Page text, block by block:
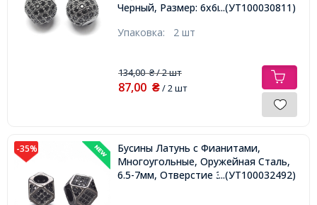
Черный, Размер: 6х6мм, Отверстие
...(УТ100030811)
Упаковка: 2 шт
134,00₴/ 2 шт
87,00 ₴/ 2 шт
-35%
Бусины Латунь с Фианитами,
Многоугольные, Оружейная Сталь,
6.5-7мм, Отверстие 3мм,...(УТ100032492)